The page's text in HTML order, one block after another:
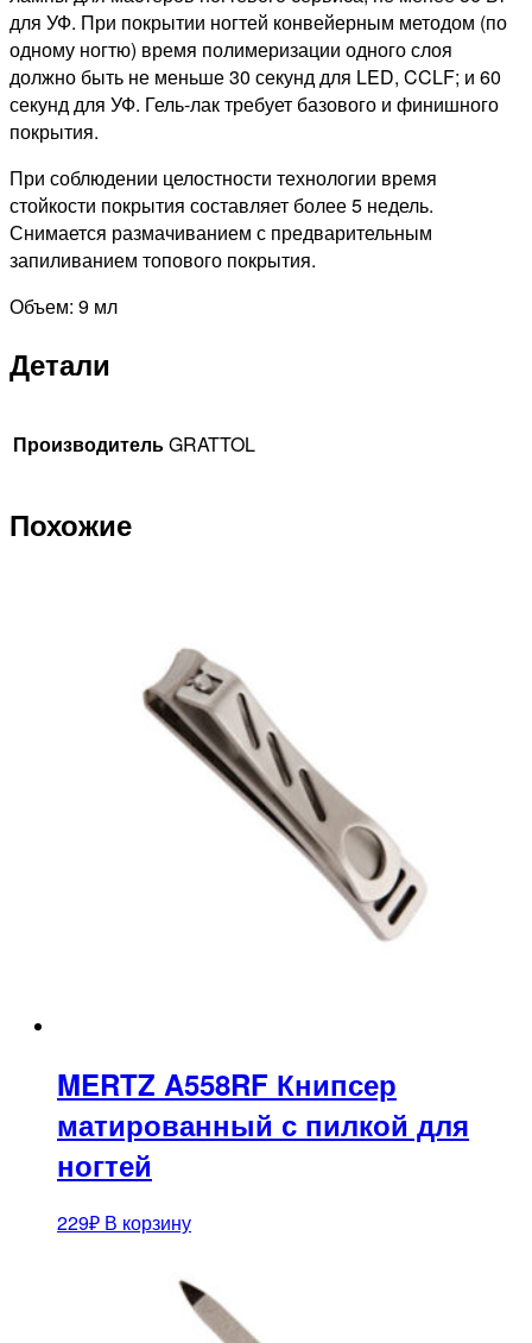
для УФ. При покрытии ногтей конвейерным методом (по
одному ногтю) время полимеризации одного слоя
должно быть не меньше 30 секунд для LED, CCLF; и 60
секунд для УФ. Гель-лак требует базового и финишного
покрытия.
При соблюдении целостности технологии время
стойкости покрытия составляет более 5 недель.
Снимается размачиванием с предварительным
запиливанием топового покрытия.
Объем: 9 мл
Детали
ПроизводительGRATTOL
Похожие
MERTZ A558RF Книпсер
матированный с пилкой для
ногтей
229₽ В корзину